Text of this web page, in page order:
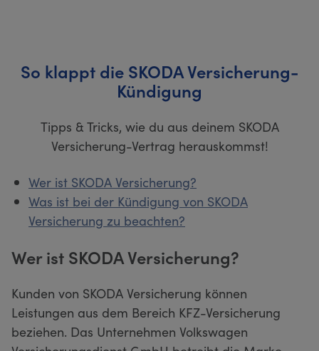
So klappt die SKODA Versicherung-
Kündigung
Tipps & Tricks, wie du aus deinem SKODA
Versicherung-Vertrag herauskommst!
Wer ist SKODA Versicherung?
Was ist bei der Kündigung von SKODA
Versicherung zu beachten?
Wer ist SKODA Versicherung?
Kunden von SKODA Versicherung können
Leistungen aus dem Bereich KFZ-Versicherung
beziehen. Das Unternehmen Volkswagen